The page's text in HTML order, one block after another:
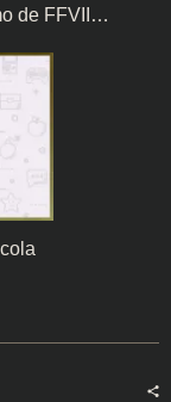
de FFVII…